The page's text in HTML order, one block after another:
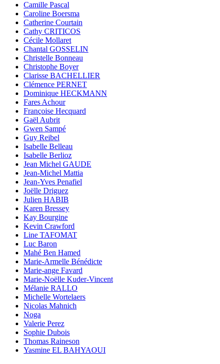
Camille Pascal
Caroline Boersma
Catherine Courtain
Cathy CRITICOS
Cécile Mollaret
Chantal GOSSELIN
Christelle Bonneau
Christophe Boyer
Clarisse BACHELLIER
Clémence PERNET
Dominique HECKMANN
Fares Achour
Françoise Hecquard
Gaël Aubrit
Gwen Sampé
Guy Reibel
Isabelle Belleau
Isabelle Berlioz
Jean Michel GAUDE
Jean-Michel Mattia
Jean-Yves Penafiel
Joëlle Driguez
Julien HABIB
Karen Bressey
Kay Bourgine
Kevin Crawford
Line TAFOMAT
Luc Baron
Mahé Ben Hamed
Marie-Armelle Bénédicte
Marie-ange Favard
Marie-Noëlle Kuder-Vincent
Mélanie RALLO
Michelle Wortelaers
Nicolas Mahnich
Noga
Valerie Perez
Sophie Dubois
Thomas Raineson
Yasmine EL BAHYAOUI